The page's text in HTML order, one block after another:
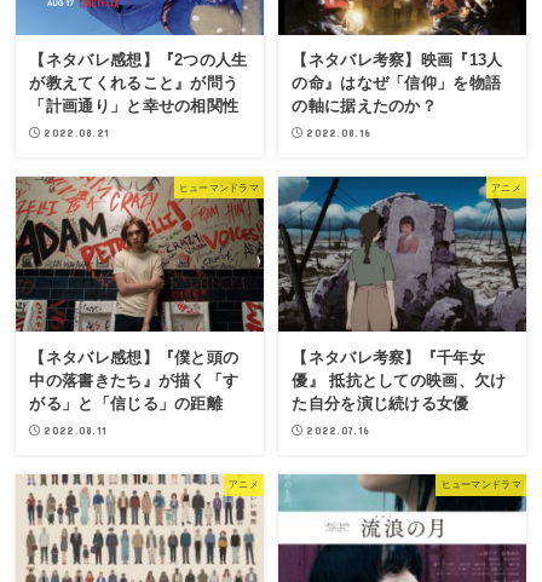
【ネタバレ感想】『2つの人生
が教えてくれること』が問う
「計画通り」と幸せの相関性
2022.08.21
【ネタバレ考察】映画『13人
の命』はなぜ「信仰」を物語
の軸に据えたのか？
2022.08.16
ヒューマンドラマ
【ネタバレ感想】『僕と頭の
中の落書きたち』が描く「す
がる」と「信じる」の距離
2022.08.11
アニメ
【ネタバレ考察】『千年女
優』 抵抗としての映画、欠け
た自分を演じ続ける女優
2022.07.16
アニメ ヒューマンドラマ